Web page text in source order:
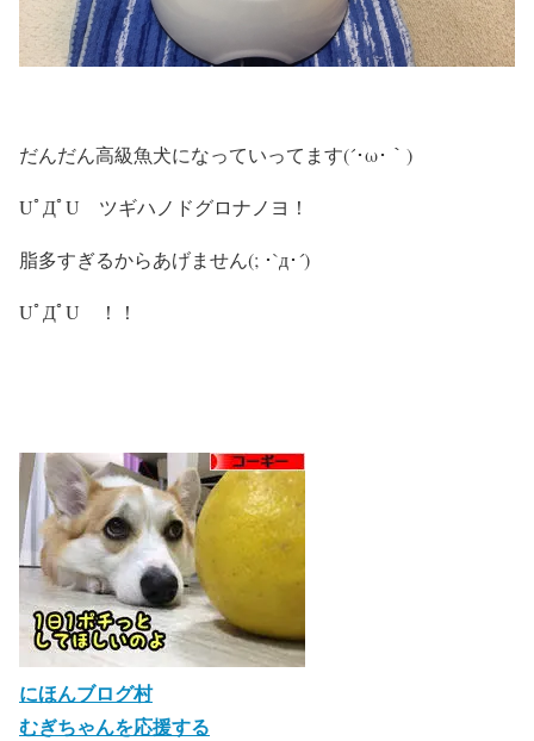
だんだん高級魚犬になっていってます(´･ω･｀)
UﾟДﾟU ツギハノドグロナノヨ！
脂多すぎるからあげません(; ･`д･´)
UﾟДﾟU ！！
にほんブログ村
むぎちゃんを応援する